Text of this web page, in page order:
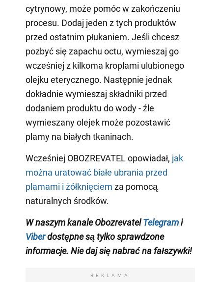
cytrynowy, może pomóc w zakończeniu
procesu. Dodaj jeden z tych produktów
przed ostatnim płukaniem. Jeśli chcesz
pozbyć się zapachu octu, wymieszaj go
wcześniej z kilkoma kroplami ulubionego
olejku eterycznego. Następnie jednak
dokładnie wymieszaj składniki przed
dodaniem produktu do wody - źle
wymieszany olejek może pozostawić
plamy na białych tkaninach.
Wcześniej OBOZREVATEL opowiadał, jak
można uratować białe ubrania przed
plamami i żółknięciem za pomocą
naturalnych środków.
W naszym kanale ObozrevatelTelegrami
Viberdostępne są tylko sprawdzone
informacje. Nie daj się nabrać na fałszywki!
REKLAMA